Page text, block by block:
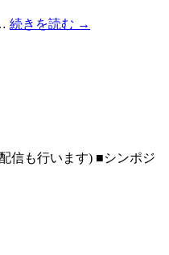
続きを読む →
も行います) ■シンポジ